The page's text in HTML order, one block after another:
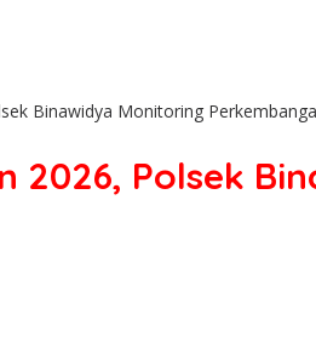
Binawidya Monitoring
2026, Polsek